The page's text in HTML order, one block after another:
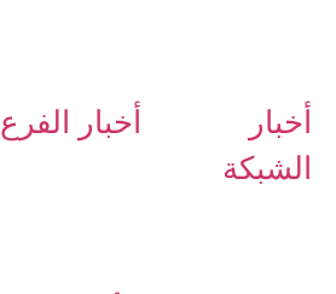
أخبار
الشبكة
أخبار الفرع